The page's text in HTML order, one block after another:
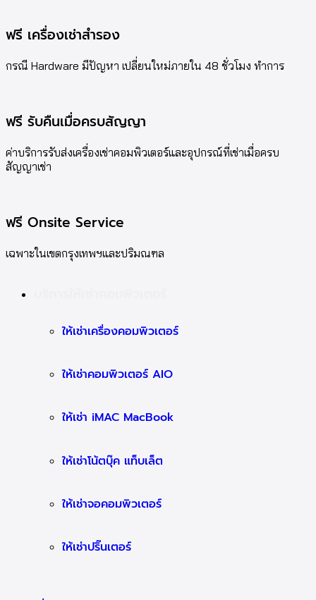
ฟรี เครื่องเช่าสำรอง
กรณี Hardware มีปัญหา เปลี่ยนใหม่ภายใน 48 ชั่วโมง ทำการ
ฟรี รับคืนเมื่อครบสัญญา
ค่าบริการรับส่งเครื่องเช่าคอมพิวเตอร์และอุปกรณ์ที่เช่าเมื่อครบ
สัญญาเช่า
ฟรี Onsite Service
เฉพาะในเขตกรุงเทพฯและปริมณฑล
ให้เช่าเครื่องคอมพิวเตอร์
ให้เช่าคอมพิวเตอร์ AIO
ให้เช่า iMAC MacBook
ให้เช่าโน้ตบุ๊ค แท็บเล็ต
ให้เช่าจอคอมพิวเตอร์
ให้เช่าปริ๊นเตอร์